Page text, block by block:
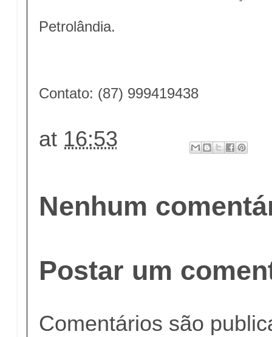
Petrolândia.
Contato: (87) 999419438
at 16:53
Nenhum
Postar um
Comentários são